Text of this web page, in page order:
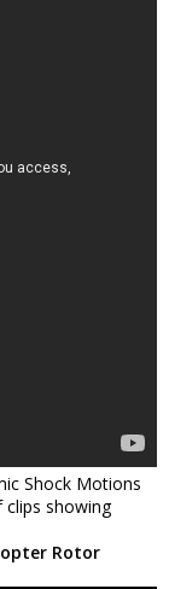
Shock Motions
clips showing
Rotor